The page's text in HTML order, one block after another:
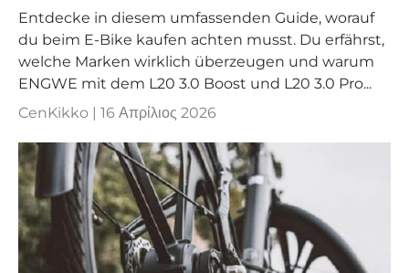
Entdecke in diesem umfassenden Guide, worauf
du beim E-Bike kaufen achten musst. Du erfährst,
welche Marken wirklich überzeugen und warum
ENGWE mit dem L20 3.0 Boost und L20 3.0 Pro...
CenKikko | 16 Απρίλιος 2026